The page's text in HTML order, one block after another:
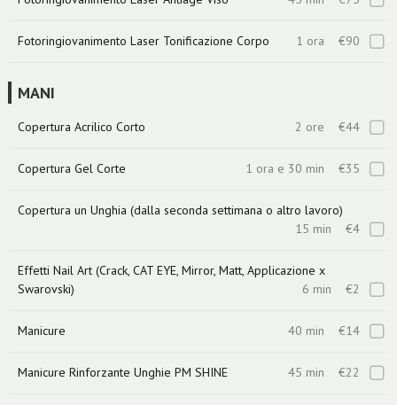
Fotoringiovanimento Laser Tonificazione Corpo 1 ora €90
MANI
Copertura Acrilico Corto 2 ore €44
Copertura Gel Corte 1 ora e 30 min €35
Copertura un Unghia (dalla seconda settimana o altro lavoro)
15 min €4
Effetti Nail Art (Crack, CAT EYE, Mirror, Matt, Applicazione x
Swarovski)
6 min €2
Manicure 40 min €14
Manicure Rinforzante Unghie PM SHINE 45 min €22